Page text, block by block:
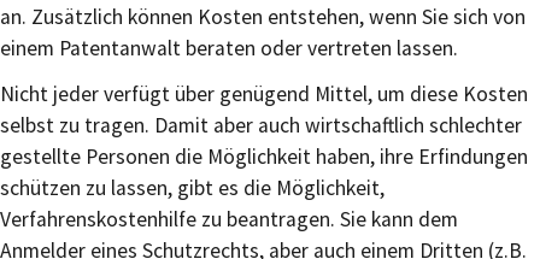
an. Zusätzlich können Kosten entstehen, wenn Sie sich von
einem Patentanwalt beraten oder vertreten lassen.
Nicht jeder verfügt über genügend Mittel, um diese Kosten
selbst zu tragen. Damit aber auch wirtschaftlich schlechter
gestellte Personen die Möglichkeit haben, ihre Erfindungen
schützen zu lassen, gibt es die Möglichkeit,
Verfahrenskostenhilfe zu beantragen. Sie kann dem
Anmelder eines Schutzrechts, aber auch einem Dritten (z.B.